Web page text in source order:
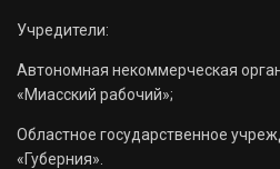
Учредители:
Автономная некоммерческая
«Миасский рабочий»;
Областное государственное
«Губерния».